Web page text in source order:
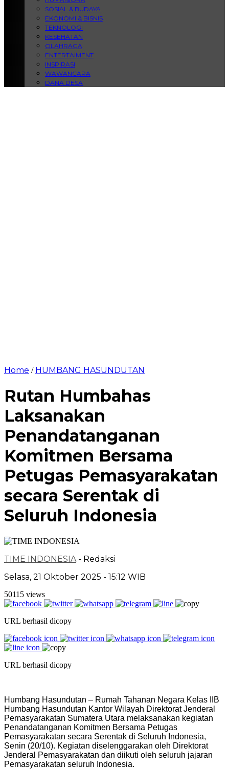
SOSIAL & BUDAYA
EKONOMI & BISNIS
TEKNOLOGI
KESEHATAN
OLAHRAGA
ENTERTAIMENT
INSPIRASI
WAWANCARA
DANA DESA
Home / HUMBANG HASUNDUTAN
Rutan Humbahas
Laksanakan
Penandatanganan
Komitmen Bersama
Petugas Pemasyarakatan
secara Serentak di
Seluruh Indonesia
TIME INDONESIA - Redaksi
Selasa, 21 Oktober 2025 - 15:12 WIB
50115 views
URL berhasil dicopy
URL berhasil dicopy
Humbang Hasundutan – Rumah Tahanan Negara Kelas IIB
Humbang Hasundutan Kantor Wilayah Direktorat Jenderal
Pemasyarakatan Sumatera Utara melaksanakan kegiatan
Penandatanganan Komitmen Bersama Petugas
Pemasyarakatan secara Serentak di Seluruh Indonesia,
Senin (20/10). Kegiatan diselenggarakan oleh Direktorat
Jenderal Pemasyarakatan dan diikuti oleh seluruh jajaran
Pemasyarakatan seluruh Indonesia.